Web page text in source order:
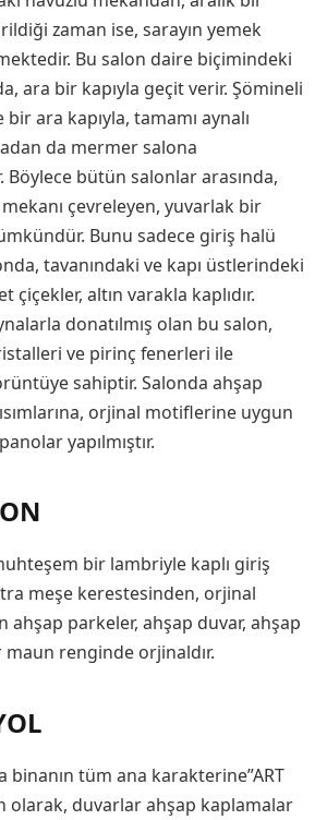
zaman ise, sarayın yemek
Bu salon daire biçimindeki
ara bir kapıyla geçit verir. Şömineli
ara kapıyla, tamamı aynalı
da mermer salona
bütün salonlar arasında,
çevreleyen, yuvarlak bir
Bunu sadece giriş halü
tavanındaki ve kapı üstlerindeki
çiçekler, altın varakla kaplıdır.
donatılmış olan bu salon,
ve pirinç fenerleri ile
sahiptir. Salonda ahşap
orjinal motiflerine uygun
yapılmıştır.
bir lambriyle kaplı giriş
meşe kerestesinden, orjinal
parkeler, ahşap duvar, ahşap
renginde orjinaldır.
binanın tüm ana karakterine”ART
olarak, duvarlar ahşap kaplamalar